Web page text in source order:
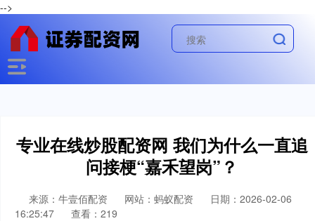
-->
专业在线炒股配资网 我们为什么一直追
问接梗“嘉禾望岗”？
来源：牛壹佰配资 网站：蚂蚁配资
日期：2026-02-06
16:25:47
查看：219